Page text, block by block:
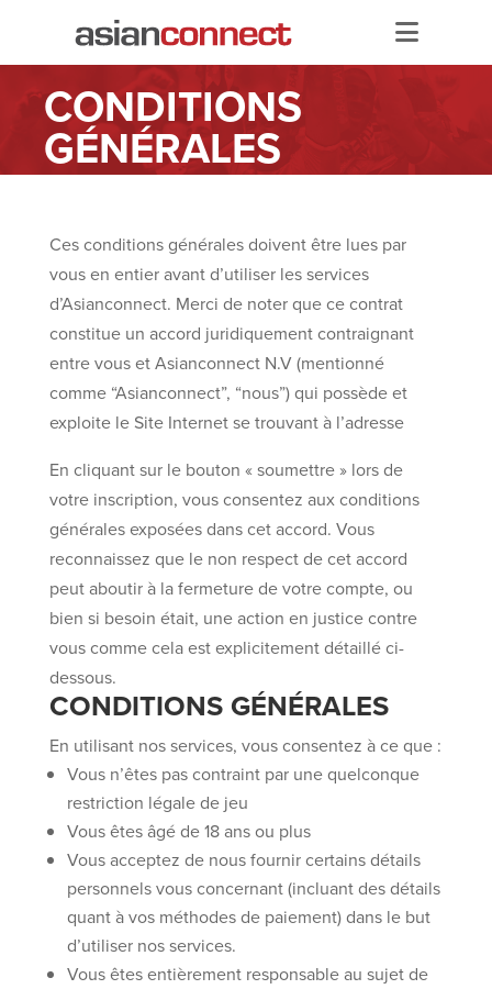
Accueil
Services
Payments
Affiliation
Promotion
CONDITIONS
GÉNÉRALES
Ces conditions générales doivent être lues par
vous en entier avant d’utiliser les services
d’Asianconnect. Merci de noter que ce contrat
constitue un accord juridiquement contraignant
entre vous et Asianconnect N.V (mentionné
comme “Asianconnect”, “nous”) qui possède et
exploite le Site Internet se trouvant à l’adresse
En cliquant sur le bouton « soumettre » lors de
votre inscription, vous consentez aux conditions
générales exposées dans cet accord. Vous
reconnaissez que le non respect de cet accord
peut aboutir à la fermeture de votre compte, ou
bien si besoin était, une action en justice contre
vous comme cela est explicitement détaillé ci-
dessous.
CONDITIONS GÉNÉRALES
En utilisant nos services, vous consentez à ce que :
Vous n’êtes pas contraint par une quelconque
restriction légale de jeu
Vous êtes âgé de 18 ans ou plus
Vous acceptez de nous fournir certains détails
personnels vous concernant (incluant des détails
quant à vos méthodes de paiement) dans le but
d’utiliser nos services.
Vous êtes entièrement responsable au sujet de